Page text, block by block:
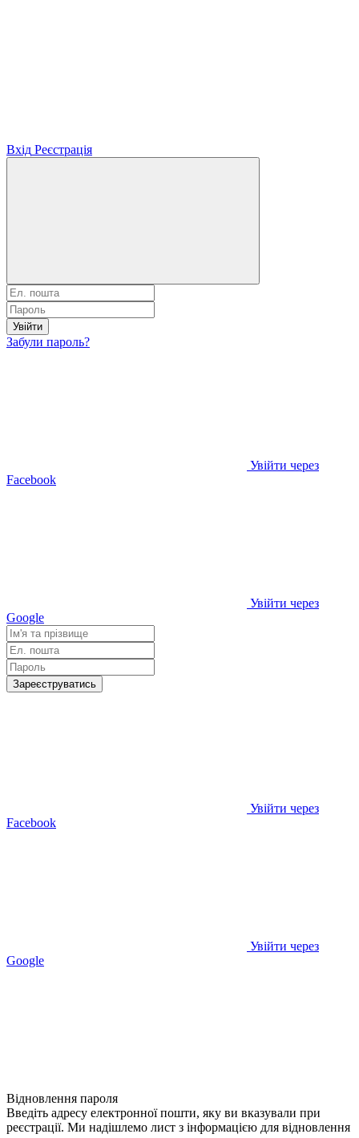
Вхід Реєстрація
Увійти
Забули пароль?
Увійти через
Facebook
Увійти через
Google
Зареєструватись
Увійти через
Facebook
Увійти через
Google
Відновлення пароля
Введіть адресу електронної пошти, яку ви вказували при
реєстрації. Ми надішлемо лист з інформацією для відновлення